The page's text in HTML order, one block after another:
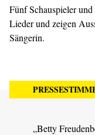
Fünf Schauspieler
Lieder und zeigen
Sängerin.
„Betty